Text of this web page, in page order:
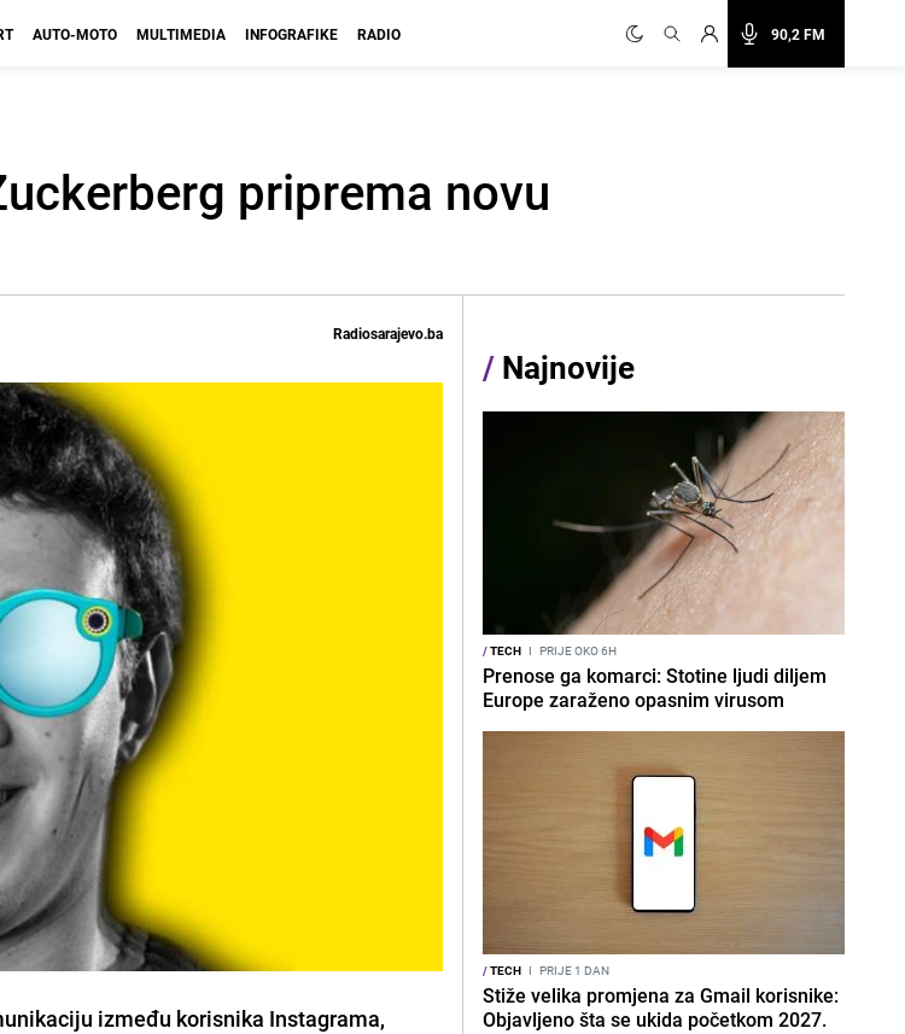
90,2 FM
AUTO-MOTO MULTIMEDIA INFOGRAFIKE RADIO
priprema novu
Radiosarajevo.ba
između korisnika Instagrama,
/ Najnovije
/TECH I PRIJE OKO 6H
Prenose ga komarci: Stotine ljudi diljem
Europe zaraženo opasnim virusom
/TECH I PRIJE 1 DAN
Stiže velika promjena za Gmail korisnike:
Objavljeno šta se ukida početkom 2027.